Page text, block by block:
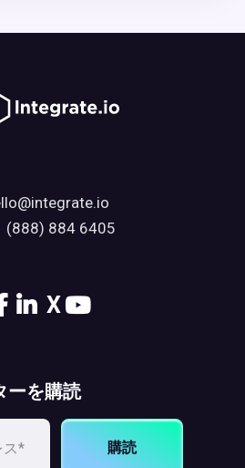
(888) 884 6405
X
ーを購読
購読